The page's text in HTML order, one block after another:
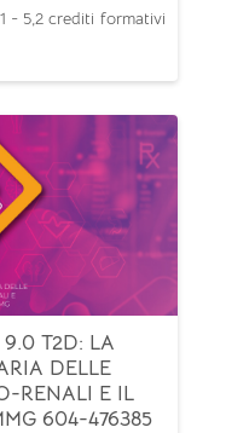
- 5,2 crediti formativi
9.0 T2D: LA
DELLE
RENALI E IL
604-476385